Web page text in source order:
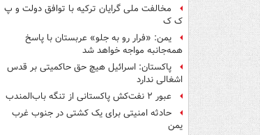
مخالفت ملی گرایان ترکیه با توافق دولت و پ
ک ک
یمن: «فرار رو به جلو» عربستان با پاسخ
همه‌جانبه‌ مواجه خواهد شد
پاکستان: اسرائیل هیچ حق حاکمیتی بر قدس
اشغالی ندارد
عبور ۲ نفت‌کش پاکستانی از تنگه باب‌المندب
حادثه امنیتی برای یک کشتی در جنوب غرب
یمن